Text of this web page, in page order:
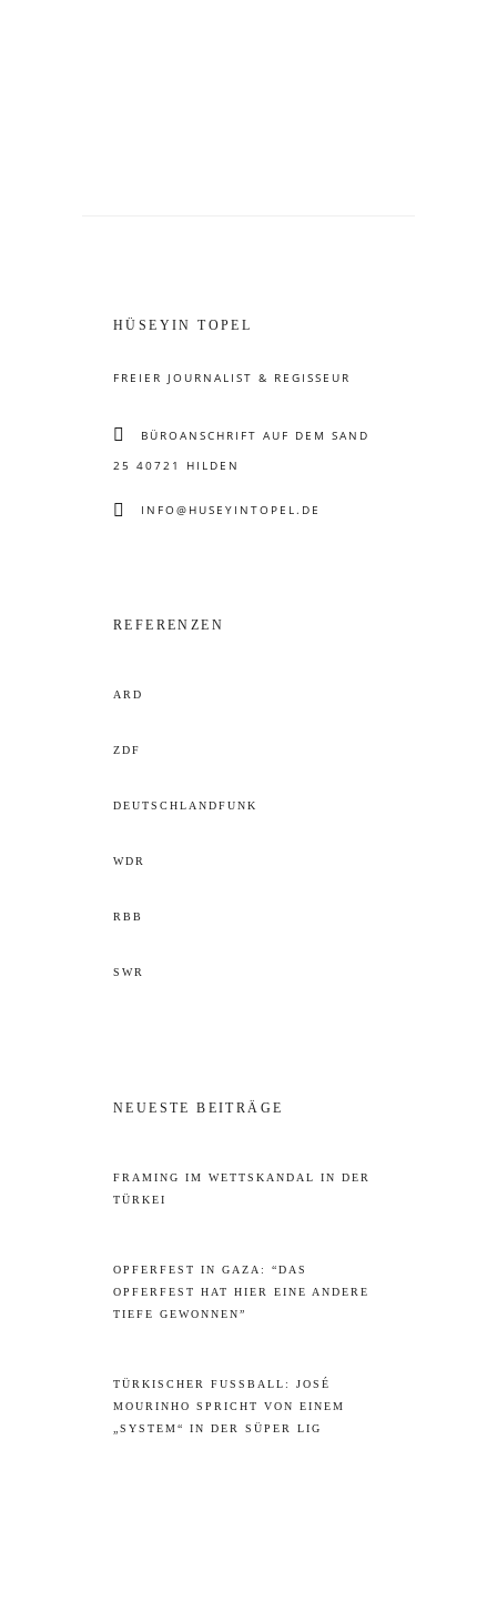
HÜSEYIN TOPEL
FREIER JOURNALIST & REGISSEUR
BÜROANSCHRIFT AUF DEM SAND
25 40721 HILDEN
INFO@HUSEYINTOPEL.DE
REFERENZEN
ARD
ZDF
DEUTSCHLANDFUNK
WDR
RBB
SWR
NEUESTE BEITRÄGE
FRAMING IM WETTSKANDAL IN DER
TÜRKEI
OPFERFEST IN GAZA: “DAS
OPFERFEST HAT HIER EINE ANDERE
TIEFE GEWONNEN”
TÜRKISCHER FUSSBALL: JOSÉ M
OURINHO SPRICHT VON EINEM „
SYSTEM“ IN DER SÜPER LIG